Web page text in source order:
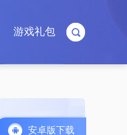
游戏礼包
安卓版下载